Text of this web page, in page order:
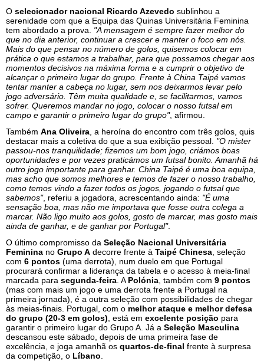
O selecionador nacional Ricardo Azevedo sublinhou a
serenidade com que a Equipa das Quinas Universitária Feminina
tem abordado a prova. "A mensagem é sempre fazer melhor do
que no dia anterior, continuar a crescer e manter o foco em nós.
Mais do que pensar no número de golos, quisemos colocar em
prática o que estamos a trabalhar, para que possamos chegar aos
momentos decisivos na máxima forma e a cumprir o objetivo de
alcançar o primeiro lugar do grupo. Frente à China Taipé vamos
tentar manter a cabeça no lugar, sem nos deixarmos levar pelo
jogo adversário. Têm muita qualidade e, se facilitarmos, vamos
sofrer. Queremos mandar no jogo, colocar o nosso futsal em
campo e garantir o primeiro lugar do grupo", afirmou.
Também Ana Oliveira , a heroína do encontro com três golos, quis
destacar mais a coletiva do que a sua exibição pessoal. "O mister
passou-nos tranquilidade; fizemos um bom jogo, criámos boas
oportunidades e por vezes praticámos um futsal bonito. Amanhã há
outro jogo importante para ganhar. China Taipé é uma boa equipa,
mas acho que somos melhores e temos de fazer o nosso trabalho,
como temos vindo a fazer todos os jogos, jogando o futsal que
sabemos", referiu a jogadora, acrescentando ainda: "É uma
sensação boa, mas não me importava que fosse outra colega a
marcar. Não ligo muito aos golos, gosto de marcar, mas gosto mais
ainda de ganhar, e de ganhar por Portugal".
O último compromisso da Seleção Nacional Universitária
Feminina no Grupo A decorre frente à Taipé Chinesa , seleção
com 6 pontos (uma derrota), num duelo em que Portugal
procurará confirmar a liderança da tabela e o acesso à meia-final
marcada para segunda-feira . A Polónia , também com 9 pontos
(mas com mais um jogo e uma derrota frente a Portugal na
primeira jornada), é a outra seleção com possibilidades de chegar
às meias-finais. Portugal, com o melhor ataque e melhor defesa
do grupo (20-3 em golos) , está em excelente posição para
garantir o primeiro lugar do Grupo A. Já a Seleção Masculina
descansou este sábado, depois de uma primeira fase de
excelência, e joga amanhã os quartos-de-final frente à surpresa
da competição, o Líbano